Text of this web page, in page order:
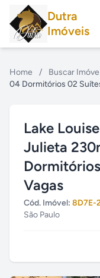
Dutra
Imóveis
Home / Buscar
04 Dormitórios 02
Lake
Julieta
Vagas
Cód. Imóvel: 8D7E-
São Paulo